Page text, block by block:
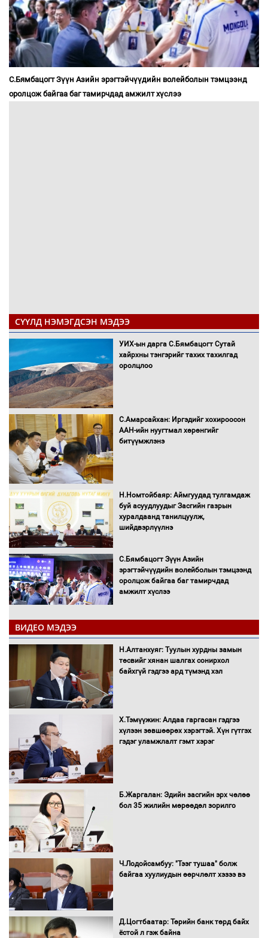
С.Бямбацогт Зүүн Азийн эрэгтэйчүүдийн волейболын тэмцээнд
оролцож байгаа баг тамирчдад амжилт хүслээ
СҮҮЛД НЭМЭГДСЭН МЭДЭЭ
УИХ-ын дарга С.Бямбацогт Сутай
хайрхны тэнгэрийг тахих тахилгад
оролцлоо
С.Амарсайхан: Иргэдийг хохироосон
ААН-ийн нуугтмал хөрөнгийг
битүүмжлэнэ
Н.Номтойбаяр: Аймгуудад тулгамдаж
буй асуудлуудыг Засгийн газрын
хуралдаанд танилцуулж,
шийдвэрлүүлнэ
С.Бямбацогт Зүүн Азийн
эрэгтэйчүүдийн волейболын тэмцээнд
оролцож байгаа баг тамирчдад
амжилт хүслээ
Автобензин, дизель түлшний онцгой
албан татварыг тэглэлээ
Санхүүгийн хэмнэлтийн горимд эрүүл
мэндийн салбар хамаарахгүй
Нөөцийн махны худалдаа,
борлуулалтыг нээлттэй ил тод
Монгол Улс “COP17”-д “Тал хээрийн
төлөвлөгөө”-гөө танилцуулна
16 төрлийн эмийг нэг эх үүсвэрээс
ВИДЕО МЭДЭЭ
Н.Алтанхуяг: Туулын хурдны замын
төсвийг хянан шалгах сонирхол
байхгүй гэдгээ ард түмэнд хэл
Х.Тэмүүжин: Алдаа гаргасан гэдгээ
хүлээн зөвшөөрөх хэрэгтэй. Хүн гүтгэх
гэдэг уламжлалт гэмт хэрэг
Б.Жаргалан: Эдийн засгийн эрх чөлөө
бол 35 жилийн мөрөөдөл зорилго
Ч.Лодойсамбуу: "Тээг тушаа" болж
байгаа хуулиудын өөрчлөлт хэзээ вэ
Д.Цогтбаатар: Төрийн банк төрд байх
ёстой л гэж байна